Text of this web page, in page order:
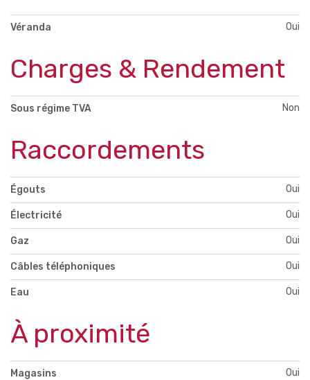
Véranda Oui
Charges & Rendement
Sous régime TVA Non
Raccordements
Égouts Oui
Électricité Oui
Gaz Oui
Câbles téléphoniques Oui
Eau Oui
À proximité
Magasins Oui